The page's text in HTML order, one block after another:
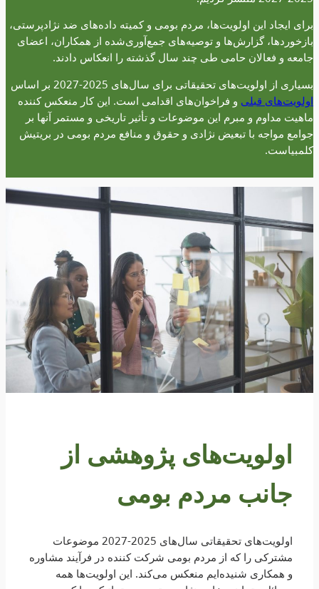
برای ایجاد این اولویت‌ها، مردم بومی و کمیته داده‌های ضد نژادپرستی،
بازخورد‌ها، گزارش‌ها و توصیه‌های جمع‌آوری‌شده از همکاران، اعضای
جامعه و فعالان حامی طی چند سال گذشته را انعکاس دادند.
بسیاری از اولویت‌های تحقیقاتی برای سال‌های 2025-2027 بر اساس
اولویت‌های قبلی و فراخوان‌های اقدامی است. این کار منعکس کننده
ماهیت مداوم و مبرم این موضوعات و تأثیر تاریخی و مستمر آنها بر
جوامع مواجه با تبعیض نژادی و حقوق و منافع مردم بومی در بریتیش
کلمبیاست.
اولویت‌های پژوهشی از
جانب مردم بومی
اولویت‌های تحقیقاتی سال‌های 2025-2027 موضوعات
مشترکی را که از مردم بومی شرکت کننده در فرآیند مشاوره
و همکاری شنیده‌ایم منعکس می‌کند. این اولویت‌ها همه